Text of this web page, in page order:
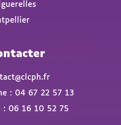
: 04 67 22 57 13
: 06 16 10 52 75